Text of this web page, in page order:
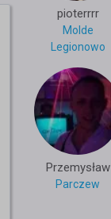
pioterrrr
Molde
Legionowo
Przemysław
Parczew